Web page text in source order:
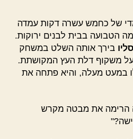
של כחמש עשרה דקות עמדה
הטבועה בבית לבנים ירוקות.
בירך אותה השלט במשחק
על משקוף דלת העץ המקושתת.
במעט מעלה, והיא פתחה את
הרימה את מבטה מקרש